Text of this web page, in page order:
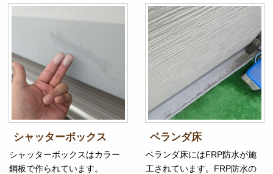
シャッターボックス
シャッターボックスはカラー
鋼板で作られています。
ベランダ床
ベランダ床にはFRP防水が施
工されています。FRP防水の